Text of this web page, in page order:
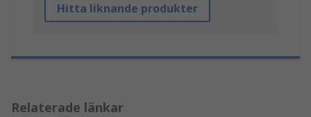
Hitta liknande produkter
Relaterade länkar